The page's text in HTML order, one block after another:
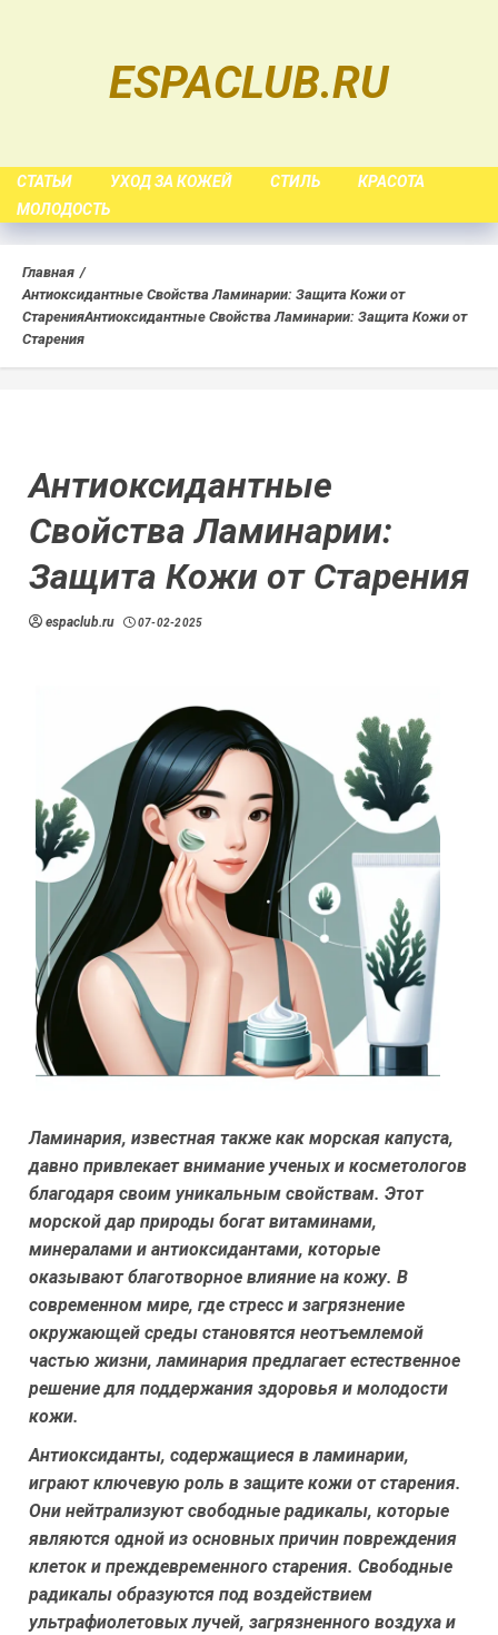
ESPACLUB.RU
СТАТЬИ УХОД ЗА КОЖЕЙ СТИЛЬ
КРАСОТА
МОЛОДОСТЬ
Главная
Антиоксидантные Свойства Ламинарии: Защита Кожи от
СтаренияАнтиоксидантные Свойства Ламинарии: Защита Кожи от
Старения
Антиоксидантные
Свойства Ламинарии:
Защита Кожи от Старения
espaclub.ru 07-02-2025
Ламинария, известная также как морская капуста,
давно привлекает внимание ученых и косметологов
благодаря своим уникальным свойствам. Этот
морской дар природы богат витаминами,
минералами и антиоксидантами, которые
оказывают благотворное влияние на кожу. В
современном мире, где стресс и загрязнение
окружающей среды становятся неотъемлемой
частью жизни, ламинария предлагает естественное
решение для поддержания здоровья и молодости
кожи.
Антиоксиданты, содержащиеся в ламинарии,
играют ключевую роль в защите кожи от старения.
Они нейтрализуют свободные радикалы, которые
являются одной из основных причин повреждения
клеток и преждевременного старения. Свободные
радикалы образуются под воздействием
ультрафиолетовых лучей, загрязненного воздуха и